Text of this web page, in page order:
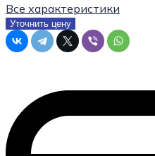
Все характеристики
Уточнить цену